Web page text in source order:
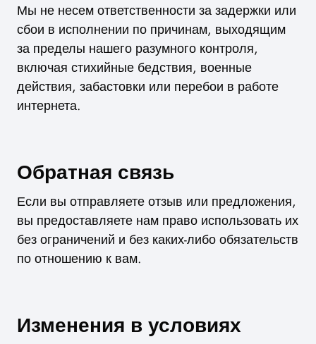
Мы не несем ответственности за задержки или
сбои в исполнении по причинам, выходящим
за пределы нашего разумного контроля,
включая стихийные бедствия, военные
действия, забастовки или перебои в работе
интернета.
Обратная связь
Если вы отправляете отзыв или предложения,
вы предоставляете нам право использовать их
без ограничений и без каких-либо обязательств
по отношению к вам.
Изменения в условиях